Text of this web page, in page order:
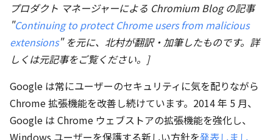
プロダクト マネージャーによる Chromium Blog の記事
"Continuing to protect Chrome users from malicious
extensions" を元に、北村が翻訳・加筆したものです。詳
しくは元記事をご覧ください。]
Google は常にユーザーのセキュリティに気を配りながら
Chrome 拡張機能を改善し続けています。2014 年 5 月、
Google は Chrome ウェブストアの拡張機能を強化し、
Windows ユーザーを保護する新しい方針を発表しまし